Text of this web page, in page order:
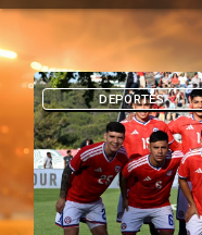
DEPORTES